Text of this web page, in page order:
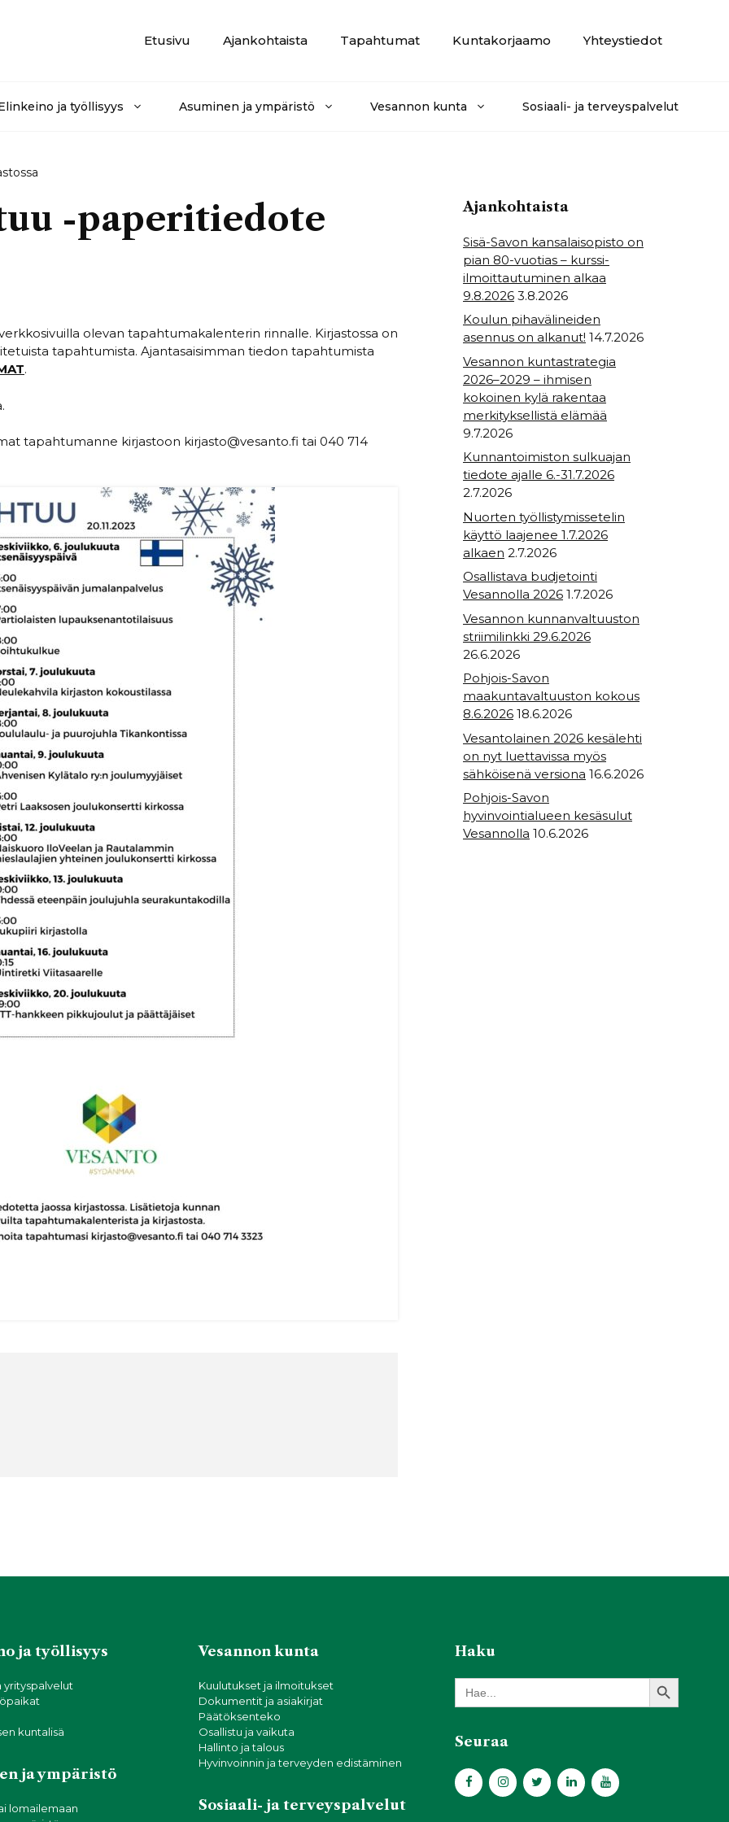
Etusivu
Ajankohtaista Tapahtumat Kuntakorjaamo Yhteystiedot
ja työllisyys Asuminen ja ympäristö Vesannon kunta Sosiaali- ja terveyspalvelut
-paperitiedote
olevan tapahtumakalenterin rinnalle. Kirjastossa on
tapahtumista. Ajantasaisimman tiedon tapahtumista
.
tapahtumanne kirjastoon kirjasto@vesanto.fi tai 040 714
Ajankohtaista
Sisä-Savon kansalaisopisto on
pian 80-vuotias – kurssi-
ilmoittautuminen alkaa
9.8.2026 3.8.2026
Koulun pihavälineiden
asennus on alkanut! 14.7.2026
Vesannon kuntastrategia
2026–2029 – ihmisen
kokoinen kylä rakentaa
merkityksellistä elämää
9.7.2026
Kunnantoimiston sulkuajan
tiedote ajalle 6.-31.7.2026
2.7.2026
Nuorten työllistymissetelin
käyttö laajenee 1.7.2026
alkaen 2.7.2026
Osallistava budjetointi
Vesannolla 2026 1.7.2026
Vesannon kunnanvaltuuston
striimilinkki 29.6.2026
26.6.2026
Pohjois-Savon
maakuntavaltuuston kokous
8.6.2026 18.6.2026
Vesantolainen 2026 kesälehti
on nyt luettavissa myös
sähköisenä versiona 16.6.2026
Pohjois-Savon
hyvinvointialueen kesäsulut
Vesannolla 10.6.2026
ja työllisyys
yrityspalvelut
kuntalisä
ja ympäristö
lomailemaan
Vesannon kunta
Kuulutukset ja ilmoitukset
Dokumentit ja asiakirjat
Päätöksenteko
Osallistu ja vaikuta
Hallinto ja talous
Hyvinvoinnin ja terveyden edistäminen
Sosiaali- ja terveyspalvelut
Haku
Search
for:
Search Button
Seuraa